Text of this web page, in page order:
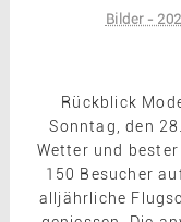
Bilder -
Rückblick
Sonntag, den
Wetter und
150 Besucher
alljährliche